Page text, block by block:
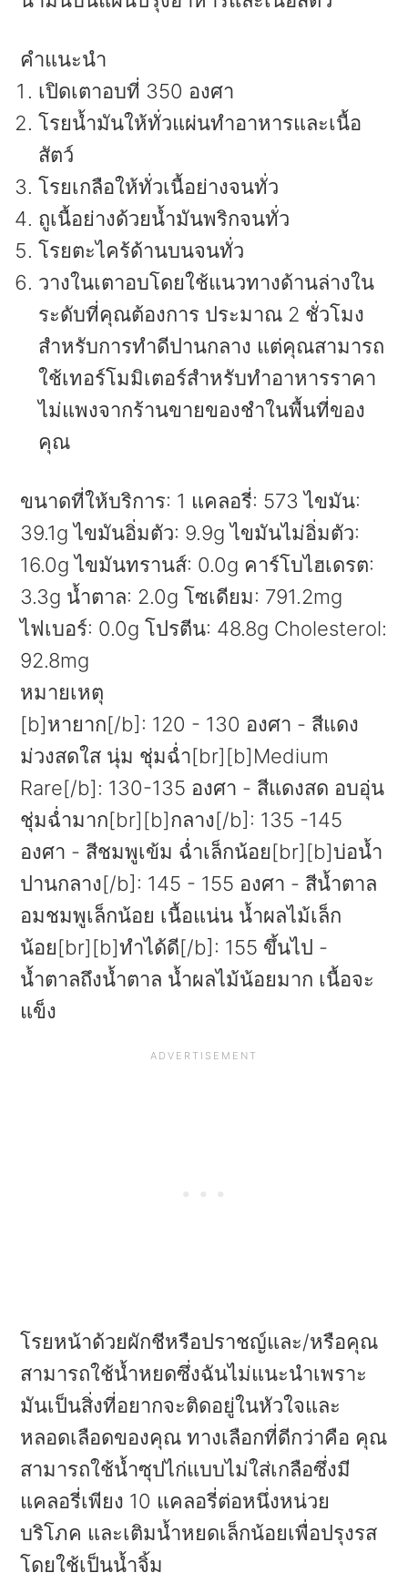
คำแนะนำ
เปิดเตาอบที่ 350 องศา
โรยน้ำมันให้ทั่วแผ่นทำอาหารและเนื้อ
สัตว์
โรยเกลือให้ทั่วเนื้อย่างจนทั่ว
ถูเนื้อย่างด้วยน้ำมันพริกจนทั่ว
โรยตะไคร้ด้านบนจนทั่ว
วางในเตาอบโดยใช้แนวทางด้านล่างใน
ระดับที่คุณต้องการ ประมาณ 2 ชั่วโมง
สำหรับการทำดีปานกลาง แต่คุณสามารถ
ใช้เทอร์โมมิเตอร์สำหรับทำอาหารราคา
ไม่แพงจากร้านขายของชำในพื้นที่ของ
คุณ
ขนาดที่ให้บริการ: 1 แคลอรี่: 573 ไขมัน:
39.1g ไขมันอิ่มตัว: 9.9g ไขมันไม่อิ่มตัว:
16.0g ไขมันทรานส์: 0.0g คาร์โบไฮเดรต:
3.3g น้ำตาล: 2.0g โซเดียม: 791.2mg
ไฟเบอร์: 0.0g โปรตีน: 48.8g Cholesterol:
92.8mg
หมายเหตุ
[b]หายาก[/b]: 120 - 130 องศา - สีแดง
ม่วงสดใส นุ่ม ชุ่มฉ่ำ[br][b]Medium
Rare[/b]: 130-135 องศา - สีแดงสด อบอุ่น
ชุ่มฉ่ำมาก[br][b]กลาง[/b]: 135 -145
องศา - สีชมพูเข้ม ฉ่ำเล็กน้อย[br][b]บ่อน้ำ
ปานกลาง[/b]: 145 - 155 องศา - สีน้ำตาล
อมชมพูเล็กน้อย เนื้อแน่น น้ำผลไม้เล็ก
น้อย[br][b]ทำได้ดี[/b]: 155 ขึ้นไป -
น้ำตาลถึงน้ำตาล น้ำผลไม้น้อยมาก เนื้อจะ
แข็ง
โรยหน้าด้วยผักชีหรือปราชญ์และ/หรือคุณ
สามารถใช้น้ำหยดซึ่งฉันไม่แนะนำเพราะ
มันเป็นสิ่งที่อยากจะติดอยู่ในหัวใจและ
หลอดเลือดของคุณ ทางเลือกที่ดีกว่าคือ คุณ
สามารถใช้น้ำซุปไก่แบบไม่ใส่เกลือซึ่งมี
แคลอรี่เพียง 10 แคลอรี่ต่อหนึ่งหน่วย
บริโภค และเติมน้ำหยดเล็กน้อยเพื่อปรุงรส
โดยใช้เป็นน้ำจิ้ม